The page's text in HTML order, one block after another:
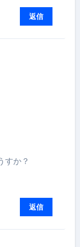
返信
すか？
返信